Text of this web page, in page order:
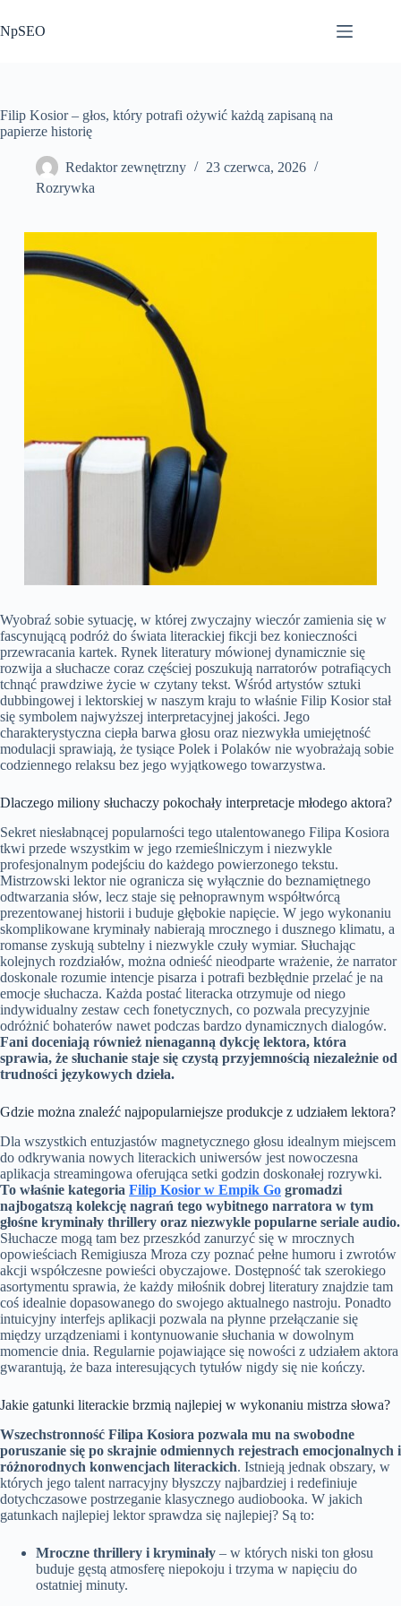
do
treści
NpSEO
Filip Kosior – głos, który potrafi ożywić każdą zapisaną na
papierze historię
Redaktor zewnętrzny
23 czerwca, 2026
Rozrywka
Wyobraź sobie sytuację, w której zwyczajny wieczór zamienia się w
fascynującą podróż do świata literackiej fikcji bez konieczności
przewracania kartek. Rynek literatury mówionej dynamicznie się
rozwija a słuchacze coraz częściej poszukują narratorów potrafiących
tchnąć prawdziwe życie w czytany tekst. Wśród artystów sztuki
dubbingowej i lektorskiej w naszym kraju to właśnie Filip Kosior stał
się symbolem najwyższej interpretacyjnej jakości. Jego
charakterystyczna ciepła barwa głosu oraz niezwykła umiejętność
modulacji sprawiają, że tysiące Polek i Polaków nie wyobrażają sobie
codziennego relaksu bez jego wyjątkowego towarzystwa.
Dlaczego miliony słuchaczy pokochały interpretacje młodego aktora?
Sekret niesłabnącej popularności tego utalentowanego Filipa Kosiora
tkwi przede wszystkim w jego rzemieślniczym i niezwykle
profesjonalnym podejściu do każdego powierzonego tekstu.
Mistrzowski lektor nie ogranicza się wyłącznie do beznamiętnego
odtwarzania słów, lecz staje się pełnoprawnym współtwórcą
prezentowanej historii i buduje głębokie napięcie. W jego wykonaniu
skomplikowane kryminały nabierają mrocznego i dusznego klimatu, a
romanse zyskują subtelny i niezwykle czuły wymiar. Słuchając
kolejnych rozdziałów, można odnieść nieodparte wrażenie, że narrator
doskonale rozumie intencje pisarza i potrafi bezbłędnie przelać je na
emocje słuchacza. Każda postać literacka otrzymuje od niego
indywidualny zestaw cech fonetycznych, co pozwala precyzyjnie
odróżnić bohaterów nawet podczas bardzo dynamicznych dialogów.
Fani doceniają również nienaganną dykcję lektora, która
sprawia, że słuchanie staje się czystą przyjemnością niezależnie od
trudności językowych dzieła.
Gdzie można znaleźć najpopularniejsze produkcje z udziałem lektora?
Dla wszystkich entuzjastów magnetycznego głosu idealnym miejscem
do odkrywania nowych literackich uniwersów jest nowoczesna
aplikacja streamingowa oferująca setki godzin doskonałej rozrywki.
To właśnie kategoria Filip Kosior w Empik Go gromadzi
najbogatszą kolekcję nagrań tego wybitnego narratora w tym
głośne kryminały thrillery oraz niezwykle popularne seriale audio.
Słuchacze mogą tam bez przeszkód zanurzyć się w mrocznych
opowieściach Remigiusza Mroza czy poznać pełne humoru i zwrotów
akcji współczesne powieści obyczajowe. Dostępność tak szerokiego
asortymentu sprawia, że każdy miłośnik dobrej literatury znajdzie tam
coś idealnie dopasowanego do swojego aktualnego nastroju. Ponadto
intuicyjny interfejs aplikacji pozwala na płynne przełączanie się
między urządzeniami i kontynuowanie słuchania w dowolnym
momencie dnia. Regularnie pojawiające się nowości z udziałem aktora
gwarantują, że baza interesujących tytułów nigdy się nie kończy.
Jakie gatunki literackie brzmią najlepiej w wykonaniu mistrza słowa?
Wszechstronność Filipa Kosiora pozwala mu na swobodne
poruszanie się po skrajnie odmiennych rejestrach emocjonalnych i
różnorodnych konwencjach literackich. Istnieją jednak obszary, w
których jego talent narracyjny błyszczy najbardziej i redefiniuje
dotychczasowe postrzeganie klasycznego audiobooka. W jakich
gatunkach najlepiej lektor sprawdza się najlepiej? Są to:
Mroczne thrillery i kryminały – w których niski ton głosu
buduje gęstą atmosferę niepokoju i trzyma w napięciu do
ostatniej minuty.